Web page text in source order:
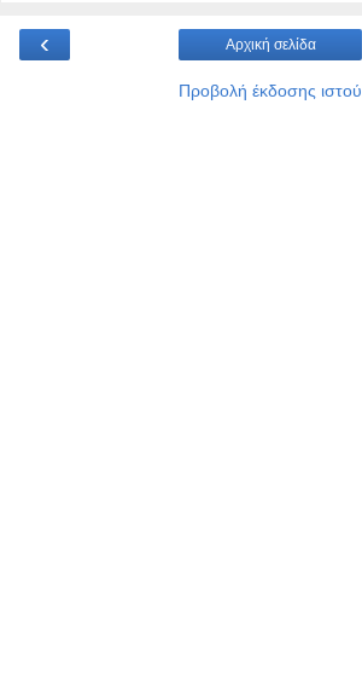
‹ Αρχική σελίδα
Προβολή έκδοσης ιστού